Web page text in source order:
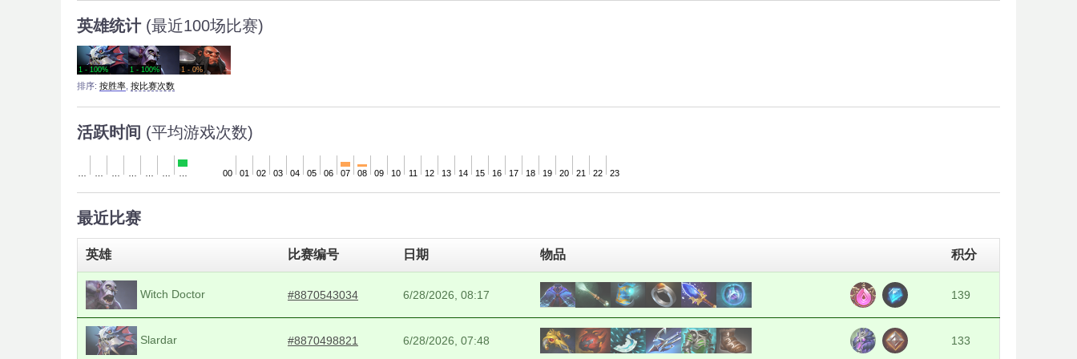
英雄统计 (最近100场比赛)
1 - 100% 1 - 100% 1 - 0%
排序: 按胜率 按比赛次数
活跃时间 (平均游戏次数)
00 01 02 03 04 05 06 07 08 09 10 11 12 13 14 15 16 17 18 19 20 21 22 23
最近比赛
英雄 比赛编号 日期 物品 积分
Witch Doctor #8870543034 6/28/2026, 08:17 139
Slardar #8870498821 6/28/2026, 07:48 133